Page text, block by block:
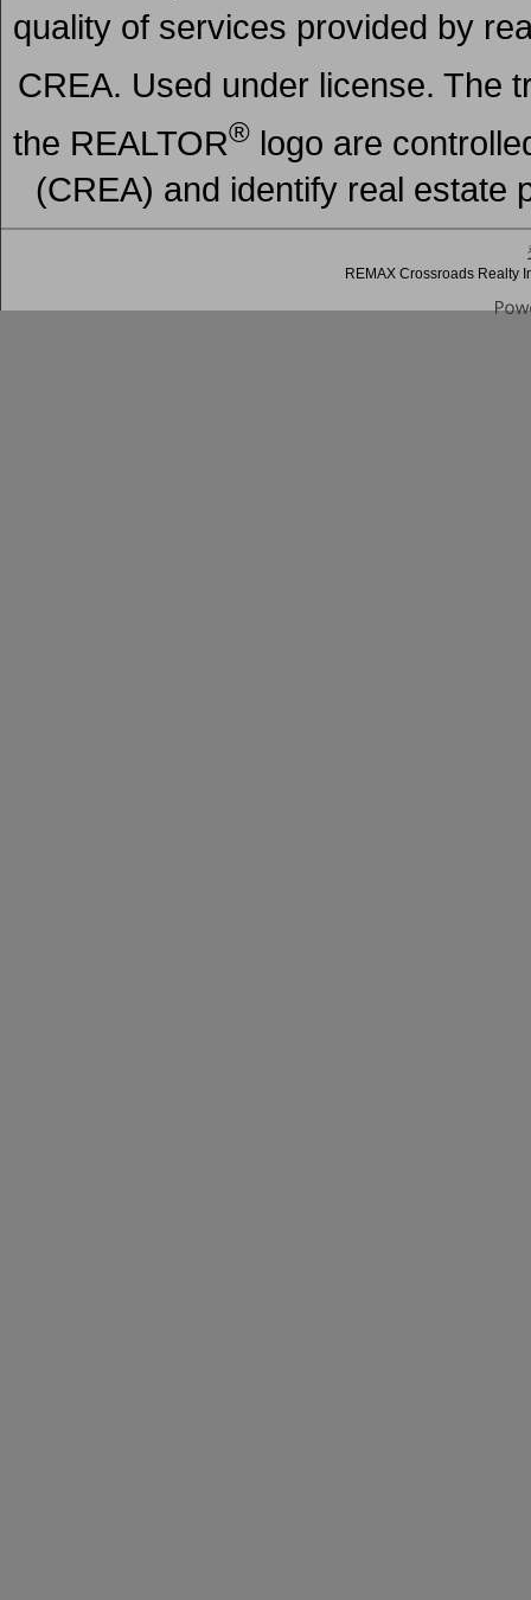
quality of services provided by
CREA. Used under license. The
the REALTOR®logo are
(CREA) and identify real estate
REMAX Crossroads Realty